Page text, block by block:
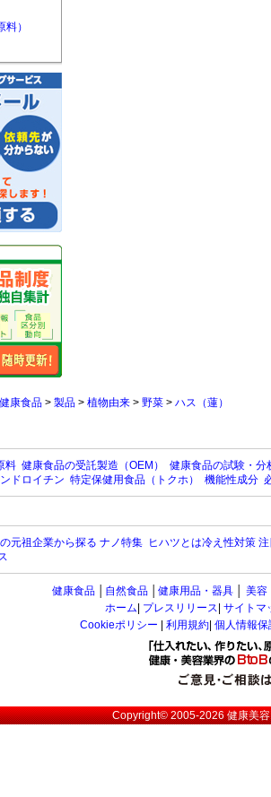
）
健康食品 > 製品 > 植物由来 > 野菜 > ハス（蓮）
料 健康食品の受託製造（OEM）
健康食品の試験・分
ドロイチン 特定保健用食品（トクホ） 機能性成分
元祖企業から探る ナノ特集 ヒハツとは冷え性対策
健康食品 自然食品 健康用品・器具 美容
ホーム プレスリリース サイトマ
Cookieポリシー
利用規約 個人情報
Copyright© 2005-2026健康美